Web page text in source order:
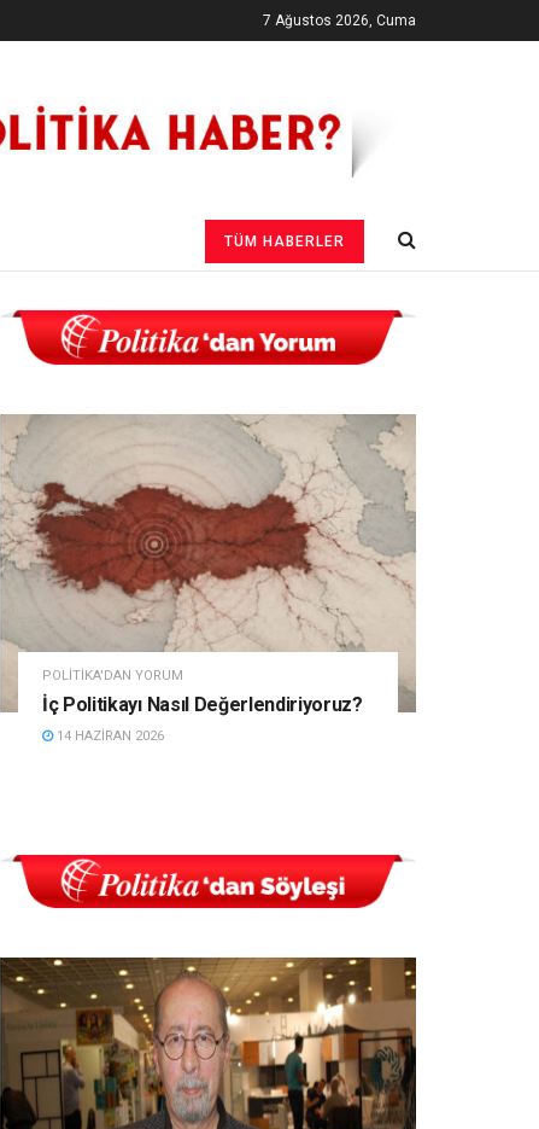
7 Ağustos 2026, Cuma
TÜM HABERLER
POLITIKA'DAN YORUM
İç Politikayı Nasıl Değerlendiriyoruz?
14 HAZIRAN 2026